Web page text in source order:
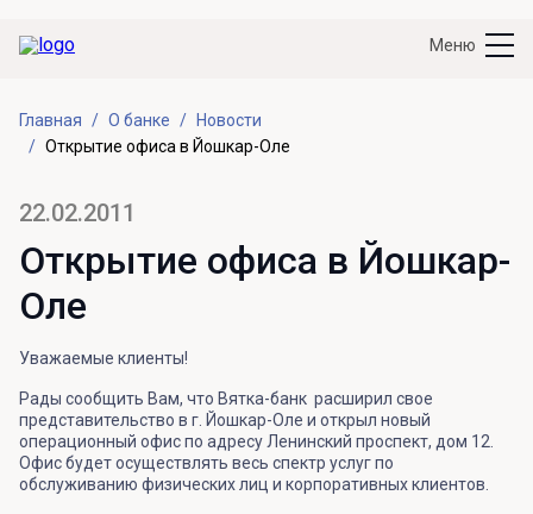
Меню
Главная О банке
Новости
Открытие офиса в Йошкар-Оле
22.02.2011
Открытие офиса в Йошкар-
Оле
Уважаемые клиенты!
Рады сообщить Вам, что Вятка-банк расширил свое
представительство в г. Йошкар-Оле и открыл новый
операционный офис по адресу Ленинский проспект, дом 12.
Офис будет осуществлять весь спектр услуг по
обслуживанию физических лиц и корпоративных клиентов.